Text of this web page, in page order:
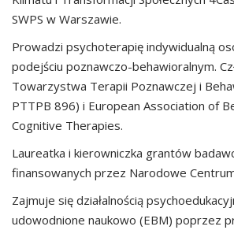
SWPS w Warszawie.
Prowadzi psychoterapię indywidualną
podejściu poznawczo-behawioralnym.
Towarzystwa Terapii Poznawczej i
PTTPB 896) i European Association of
Cognitive Therapies.
Laureatka i kierowniczka grantów
finansowanych przez Narodowe
Zajmuje się działalnością
udowodnione naukowo (EBM) poprzez